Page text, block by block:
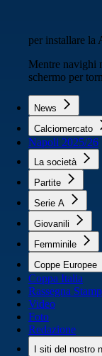
per installare la
Mentre navighi
schermo per
News
Calciomercato
Napoli 2025/26
La società
Partite
Serie A
Giovanili
Femminile
Coppe Europee
Coppa Italia
Rassegna
Video
Foto
Redazione
I siti del nostro